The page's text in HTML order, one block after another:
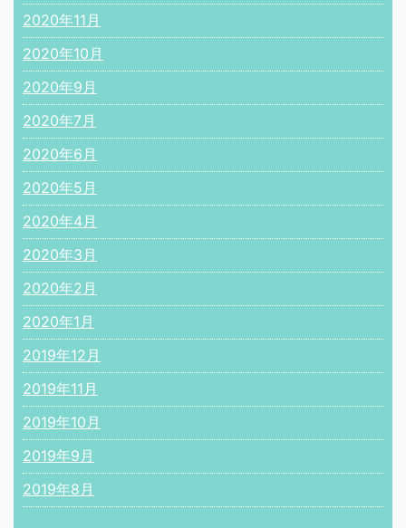
2020年11月
2020年10月
2020年9月
2020年7月
2020年6月
2020年5月
2020年4月
2020年3月
2020年2月
2020年1月
2019年12月
2019年11月
2019年10月
2019年9月
2019年8月